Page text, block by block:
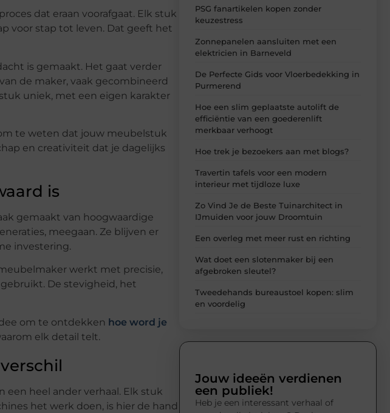
dat eraan voorafgaat. Elk stuk
voor stap tot leven. Dat geeft het
is gemaakt. Het gaat verder
de maker, vaak gecombineerd
uniek, met een eigen karakter
te weten dat jouw meubelstuk
en creativiteit dat je dagelijks
is
gemaakt van hoogwaardige
meegaan. Ze blijven er
investering.
werkt met precisie,
De stevigheid, het
om te ontdekken hoe word je
elk detail telt.
heel ander verhaal. Elk stuk
het werk doen, is hier de hand
PSG fanartikelen kopen zonder
keuzestress
Zonnepanelen aansluiten met een
elektricien in Barneveld
De Perfecte Gids voor Vloerbedekking in
Purmerend
Hoe een slim geplaatste autolift de
efficiëntie van een goederenlift
merkbaar verhoogt
Hoe trek je bezoekers aan met blogs?
Travertin tafels voor een modern
interieur met tijdloze luxe
Zo Vind Je de Beste Tuinarchitect in
IJmuiden voor jouw Droomtuin
Een overleg met meer rust en richting
Wat doet een slotenmaker bij een
afgebroken sleutel?
Tweedehands bureaustoel kopen: slim
en voordelig
Jouw ideeën verdienen
een publiek!
Heb je een interessant verhaal of